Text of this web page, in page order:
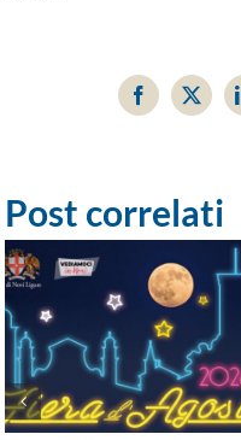
Facebook
X
Post correlati